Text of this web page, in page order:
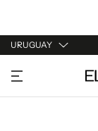
URUGUAY
URUGUAY
ARGENTINA